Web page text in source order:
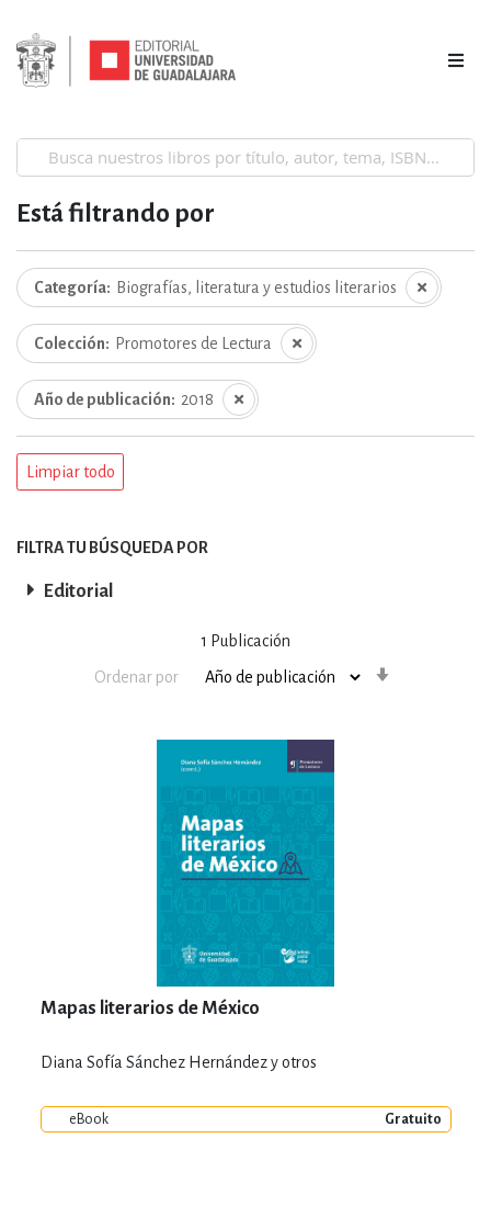
1 Publicación
Ordenar por
Mapas literarios de México
Diana Sofía Sánchez Hernández y otros
eBook Gratuito
Está filtrando por
Categoría Biografías, literatura y estudios literarios
Colección Promotores de Lectura
Año de publicación 2018
Limpiar todo
FILTRA TU BÚSQUEDA POR
Editorial